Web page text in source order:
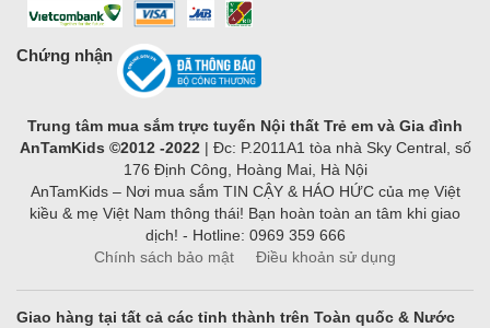
Chứng nhận
Trung tâm mua sắm trực tuyến Nội thất Trẻ em và Gia đình
AnTamKids ©2012 -2022| Đc: P.2011A1 tòa nhà Sky Central, số
176 Định Công, Hoàng Mai, Hà Nội
AnTamKids – Nơi mua sắm TIN CẬY & HÁO HỨC của mẹ Việt
kiều & mẹ Việt Nam thông thái! Bạn hoàn toàn an tâm khi giao
dịch! - Hotline: 0969 359 666
Chính sách bảo mật
Điều khoản sử dụng
Giao hàng tại tất cả các tỉnh thành trên Toàn quốc & Nước